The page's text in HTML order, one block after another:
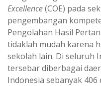
Excellence(COE) pada
pengembangan
Pengolahan Hasil
tidaklah mudah karena
sekolah lain. Di seluruh
tersebar diberbagai
Indonesia sebanyak 406